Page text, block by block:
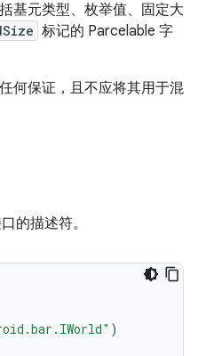
基元类型、枚举值、固定大
标记的 Parcelable 字
何保证，且不应将其用于混
的描述符。
)